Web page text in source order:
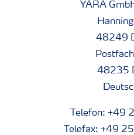
YARA
48249
48235
Telefon: +49
Telefax: +49